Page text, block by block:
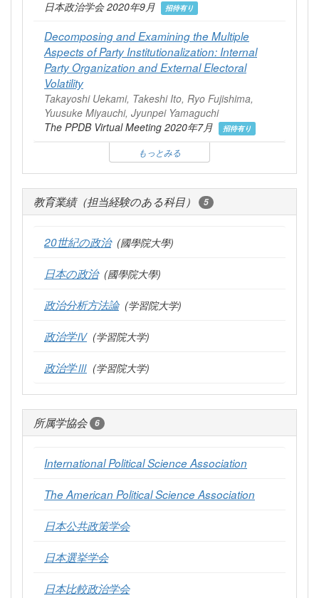
日本政治学会 2020年9月
招待有り
Decomposing and Examining the Multiple
Aspects of Party Institutionalization: Internal
Party Organization and External Electoral
Volatility
Takayoshi Uekami, Takeshi Ito, Ryo Fujishima,
Yuusuke Miyauchi, Jyunpei Yamaguchi
The PPDB Virtual Meeting 2020年7月
招待有り
もっとみる
教育業績（担当経験のある科目） 5
20世紀の政治(國學院大學)
日本の政治(國學院大學)
政治分析方法論(学習院大学)
政治学Ⅳ(学習院大学)
政治学Ⅲ (学習院大学)
所属学協会 6
International Political Science Association
The American Political Science Association
日本公共政策学会
日本選挙学会
日本比較政治学会